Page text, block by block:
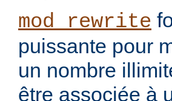
mod_rewrite
puissante pour
un nombre
être associée à